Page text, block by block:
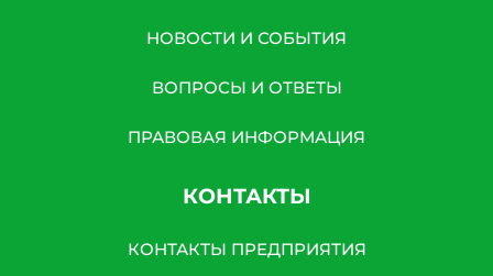
НОВОСТИ И СОБЫТИЯ
ВОПРОСЫ И ОТВЕТЫ
ПРАВОВАЯ ИНФОРМАЦИЯ
КОНТАКТЫ
КОНТАКТЫ ПРЕДПРИЯТИЯ